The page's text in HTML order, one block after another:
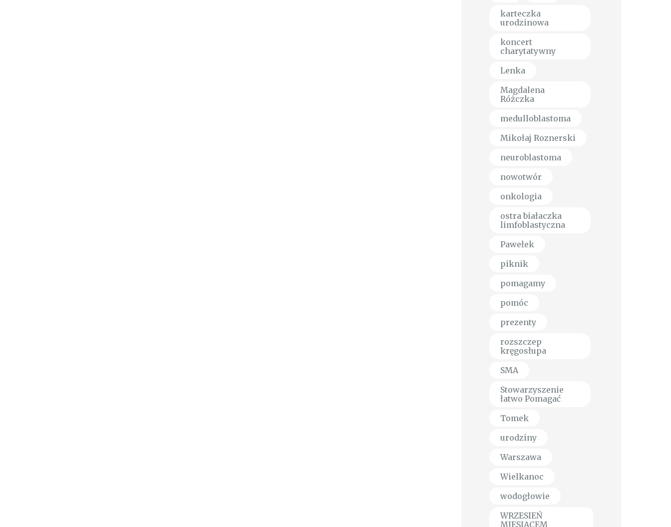
karteczka
urodzinowa
koncert
charytatywny
Lenka
Magdalena
Różczka
medulloblastoma
Mikołaj Roznerski
neuroblastoma
nowotwór
onkologia
ostra białaczka
limfoblastyczna
Pawełek
piknik
pomagamy
pomóc
prezenty
rozszczep
kręgosłupa
SMA
Stowarzyszenie
łatwo Pomagać
Tomek
urodziny
Warszawa
Wielkanoc
wodogłowie
WRZESIEŃ
MIESIĄCEM